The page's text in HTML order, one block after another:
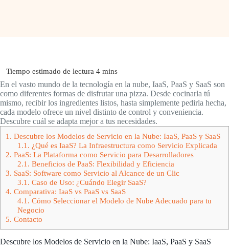
En el vasto mundo de la tecnología en la nube, IaaS, PaaS y SaaS son
como diferentes formas de disfrutar una pizza. Desde cocinarla tú
mismo, recibir los ingredientes listos, hasta simplemente pedirla hecha,
cada modelo ofrece un nivel distinto de control y conveniencia.
Descubre cuál se adapta mejor a tus necesidades.
1. Descubre los Modelos de Servicio en la Nube: IaaS, PaaS y SaaS
1.1. ¿Qué es IaaS? La Infraestructura como Servicio Explicada
2. PaaS: La Plataforma como Servicio para Desarrolladores
2.1. Beneficios de PaaS: Flexibilidad y Eficiencia
3. SaaS: Software como Servicio al Alcance de un Clic
3.1. Caso de Uso: ¿Cuándo Elegir SaaS?
4. Comparativa: IaaS vs PaaS vs SaaS
4.1. Cómo Seleccionar el Modelo de Nube Adecuado para tu
Negocio
5. Contacto
Descubre los Modelos de Servicio en la Nube: IaaS, PaaS y SaaS